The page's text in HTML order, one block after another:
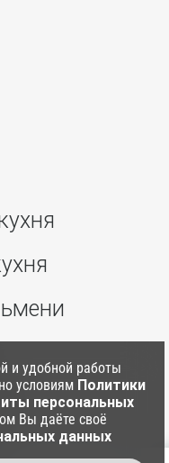
и удобной работы
условиям Политики
персональных
Вы даёте своё
данных